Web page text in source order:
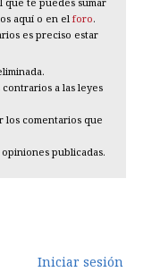
aquí o en el foro.
es preciso estar
a las leyes
los comentarios que
publicadas.
Iniciar sesión